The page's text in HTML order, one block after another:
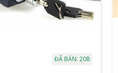
ĐÃ BÁN: 208